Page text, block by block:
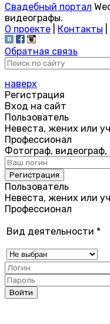
Свадебный портал
видеографы.
О проекте
Контакты
Обратная связь
наверх
Регистрация
Вход на сайт
Пользователь
Невеста, жених или
Профессионал
Фотограф,
Пользователь
Невеста, жених или
Профессионал
Вид деятельности *